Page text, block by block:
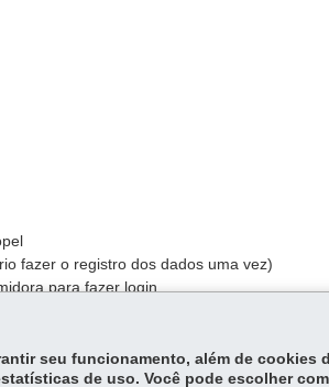
fazer o registro dos dados uma vez)
para fazer login
seu funcionamento, além de cookies
de uso. Você pode escolher